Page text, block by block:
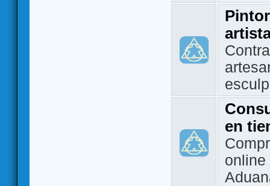
en